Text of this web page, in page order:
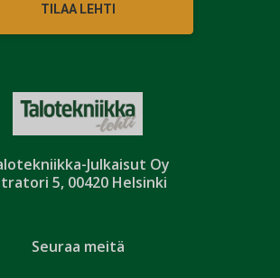
Julkaisut Oy
5, 00420 Helsinki
TILAA LEHTI
Seuraa meitä